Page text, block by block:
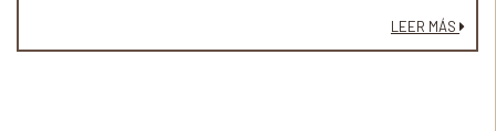
LEER MÁS